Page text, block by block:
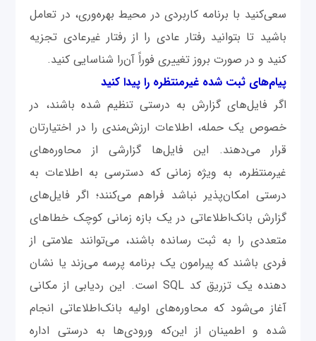
سعی‌کنید با برنامه کاربردی در محیط بهره‌وری، در تعامل
باشید تا بتوانید رفتار عادی را از رفتار غیرعادی تجزیه
کنید و در صورت بروز تغییری فوراً آن‌را شناسایی کنید.
پیام‌های ثبت شده غیرمنتظره را پیدا کنید
اگر فایل‌های گزارش به درستی تنظیم شده باشند، در
خصوص یک حمله، اطلاعات ارزش‌مندی را در اختیارتان
قرار می‌دهند. این فایل‌ها گزارشی از محاوره‌های
غیرمنتظره، به ویژه زمانی که دسترسی به اطلاعات به
درستی امکان‌پذیر نباشد فراهم می‌کنند؛ اگر فایل‌های
گزارش بانک‌اطلاعاتی در یک بازه زمانی کوچک خطاهای
متعددی را به ثبت رسانده باشند، می‌توانند علامتی از
فردی باشند که پیرامون یک برنامه پرسه می‌زند یا نشان
دهنده یک تزریق کد SQL است. این ردیابی از مکانی
آغاز می‌شود که محاوره‌های اولیه بانک‌اطلاعاتی انجام
شده و اطمینان از این‌که ورودی‌ها به درستی اداره